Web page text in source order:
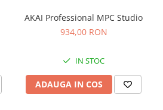
AKAI Professional MPC Studio
934,00 RON
IN STOC
ADAUGA IN COS